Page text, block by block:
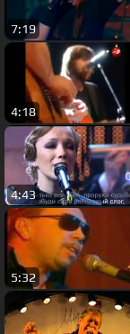
7:19
4:18
4:43
5:32